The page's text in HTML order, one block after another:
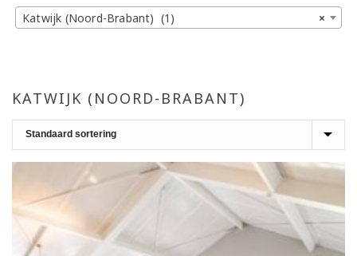
KATWIJK (NOORD-BRABANT)
×
Katwijk (Noord-Brabant) (1)